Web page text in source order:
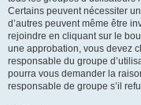
Certains peuvent nécessiter
d’autres peuvent même être
rejoindre en cliquant sur le
une approbation, vous devez
responsable du groupe
pourra vous demander la
responsable de groupe s’il